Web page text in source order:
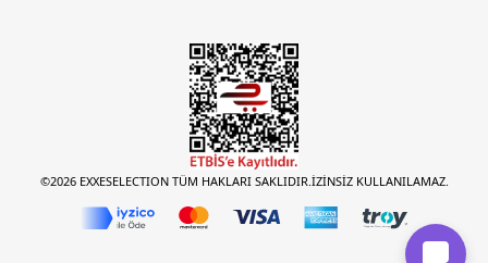
©2026 EXXESELECTION TÜM HAKLARI SAKLIDIR.İZİNSİZ KULLANILAMAZ.